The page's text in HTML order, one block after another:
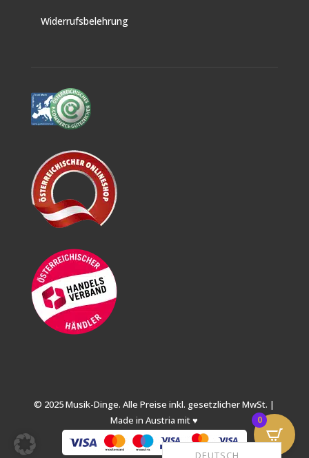
Widerrufsbelehrung
© 2025 Musik-Dinge. Alle Preise inkl. gesetzlicher MwSt. |
Made in Austria mit ♥
0
DEUTSCH